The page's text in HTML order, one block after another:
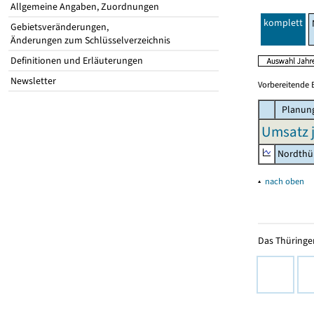
Allgemeine Angaben, Zuordnungen
Gebietsveränderungen,
Änderungen zum Schlüsselverzeichnis
Definitionen und Erläuterungen
Newsletter
komplett
Vorbereitende
Umsatz
▴ nach oben
Das